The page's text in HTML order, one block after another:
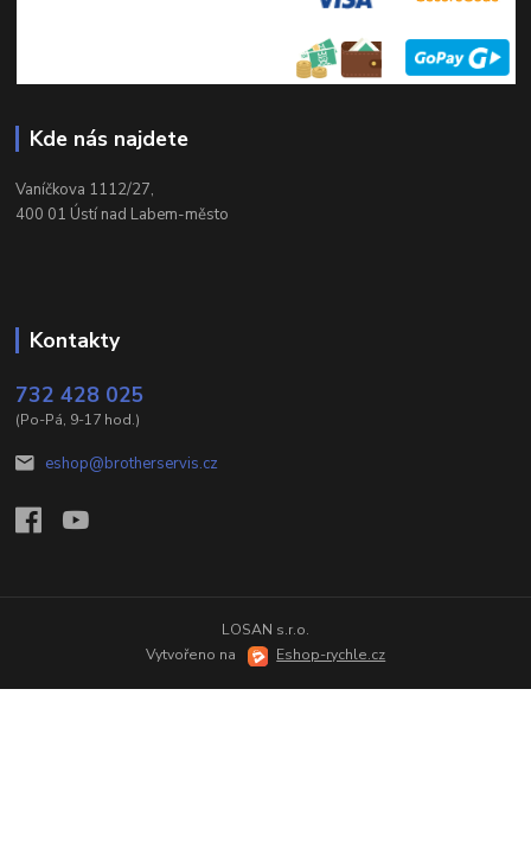
Kde nás najdete
Vaníčkova 1112/27,
400 01 Ústí nad Labem-město
Kontakty
732 428 025
(Po-Pá, 9-17 hod.)
eshop@brotherservis.cz
LOSAN s.r.o.
Vytvořeno na
Eshop-rychle.cz